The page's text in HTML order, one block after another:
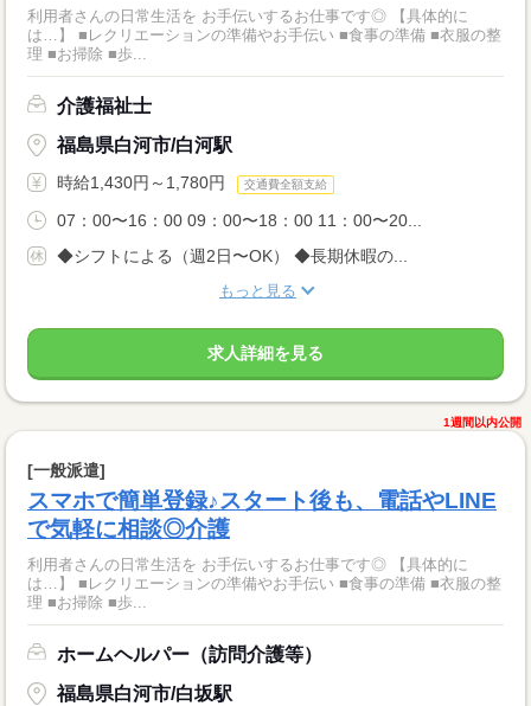
利用者さんの日常生活を お手伝いするお仕事です◎ 【具体的に
は…】 ■レクリエーションの準備やお手伝い ■食事の準備 ■衣服の整
理 ■お掃除 ■歩...
介護福祉士
福島県白河市/白河駅
時給1,430円～1,780円 交通費全額支給
07：00〜16：00 09：00〜18：00 11：00〜20...
◆シフトによる（週2日〜OK） ◆長期休暇の...
もっと見る
求人詳細を見る
1週間以内公開
[一般派遣]
スマホで簡単登録♪スタート後も、電話やLINE
で気軽に相談◎介護
利用者さんの日常生活を お手伝いするお仕事です◎ 【具体的に
は…】 ■レクリエーションの準備やお手伝い ■食事の準備 ■衣服の整
理 ■お掃除 ■歩...
ホームヘルパー（訪問介護等）
福島県白河市/白坂駅